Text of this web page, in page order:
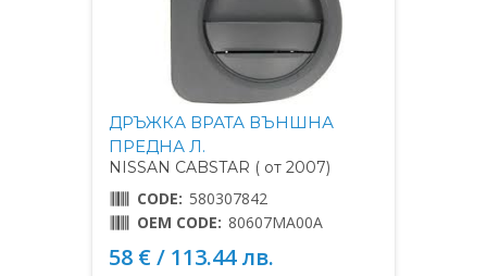
ДРЪЖКА ВРАТА ВЪНШНА
ПРЕДНА Л.
NISSAN CABSTAR ( от 2007)
CODE: 580307842
OEM CODE: 80607MA00A
58 € / 113.44 лв.